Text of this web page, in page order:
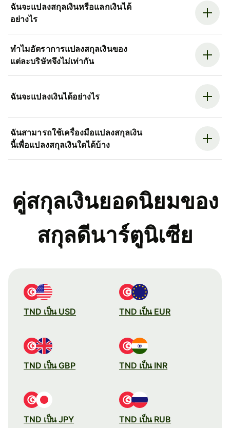
ฉันจะแปลงสกุลเงินหรือแลกเงินได้
อย่างไร
ทำไมอัตราการแปลงสกุลเงินของ
แต่ละบริษัทจึงไม่เท่ากัน
ฉันจะแปลงเงินได้อย่างไร
ฉันสามารถใช้เครื่องมือแปลงสกุลเงิน
นี้เพื่อแปลงสกุลเงินใดได้บ้าง
คู่สกุลเงินยอดนิยมของ
สกุลดีนาร์ตูนิเซีย
TND เป็น USD TND เป็น EUR
TND เป็น GBP TND เป็น INR
TND เป็น JPY TND เป็น RUB